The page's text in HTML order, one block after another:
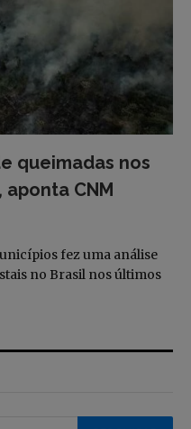
queimadas nos
CNM
fez uma análise
no Brasil nos últimos